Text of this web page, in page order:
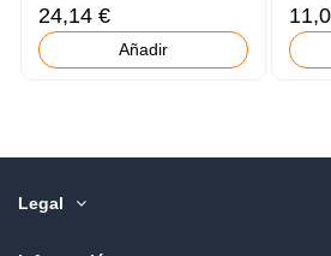
24,14 €
Añadir
Legal